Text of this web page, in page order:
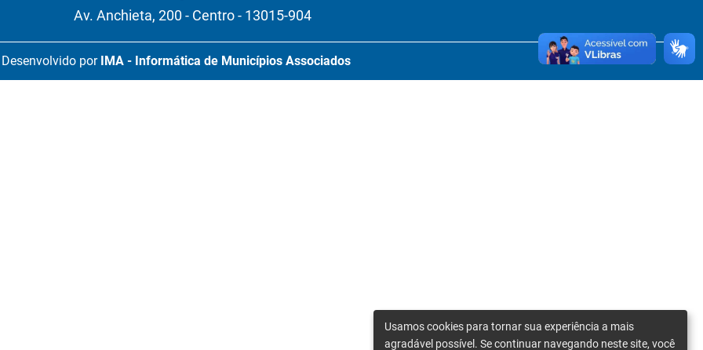
Av. Anchieta, 200 - Centro - 13015-904
Desenvolvido por IMA - Informática de Municípios Associados
Usamos cookies para tornar sua experiência a mais
agradável possível. Se continuar navegando neste site, você